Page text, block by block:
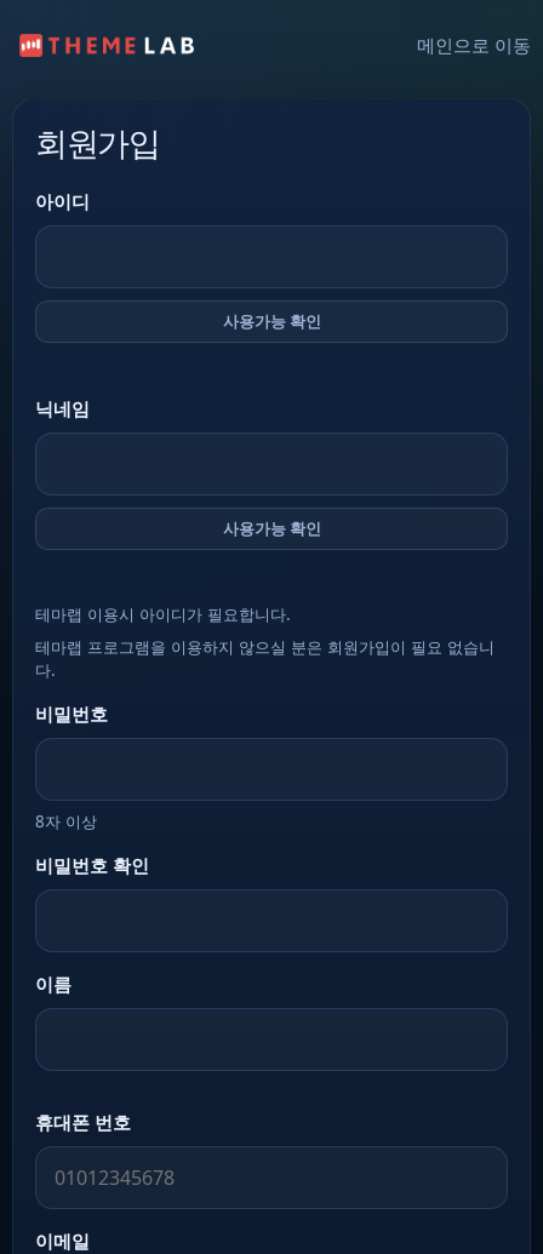
메인으로 이동
회원가입
아이디
사용가능 확인
닉네임
사용가능 확인
테마랩 이용시 아이디가 필요합니다.
테마랩 프로그램을 이용하지 않으실 분은 회원가입이 필요 없습니
다.
비밀번호
8자 이상
비밀번호 확인
이름
휴대폰 번호
이메일